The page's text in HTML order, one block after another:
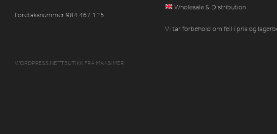
Foretaksnummer 984 467 125
Wholesale & Distribution
Vi tar forbehold om feil i pris og
WORDPRESS NETTBUTIKK FRA MAKSIMER